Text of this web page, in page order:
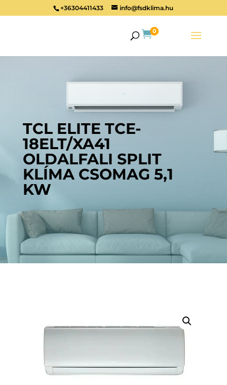
+36304411433 info@fsdklima.hu
0
TCL ELITE TCE-
18ELT/XA41
OLDALFALI SPLIT
KLÍMA CSOMAG 5,1
KW